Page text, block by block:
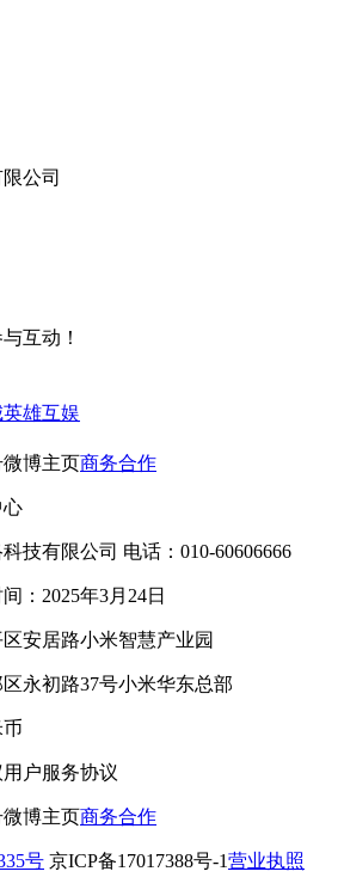
公司
互动！
英雄互娱
微博主页商务合作
心
技有限公司 电话：010-60606666
：2025年3月24日
安居路小米智慧产业园
永初路37号小米华东总部
用户服务协议
微博主页商务合作
号 京ICP备17017388号-1营业执照